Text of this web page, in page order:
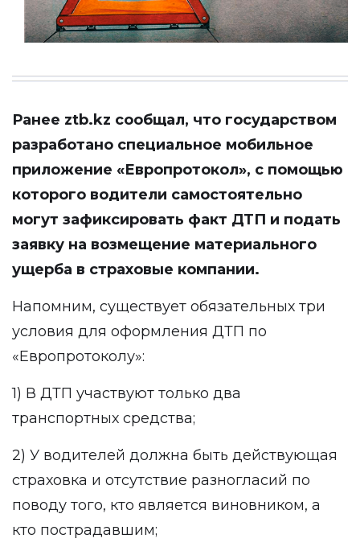
Ранее ztb.kz сообщал, что государством
разработано специальное мобильное
приложение «Европротокол», с помощью
которого водители самостоятельно
могут зафиксировать факт ДТП и подать
заявку на возмещение материального
ущерба в страховые компании.
Напомним, существует обязательных три
условия для оформления ДТП по
«Европротоколу»:
1) В ДТП участвуют только два
транспортных средства;
2) У водителей должна быть действующая
страховка и отсутствие разногласий по
поводу того, кто является виновником, а
кто пострадавшим;